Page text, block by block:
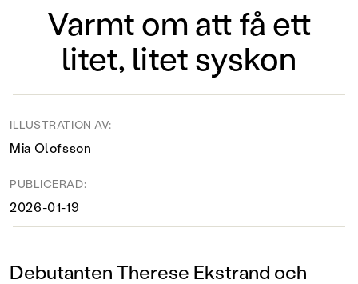
Varmt om att få ett
litet, litet syskon
ILLUSTRATION AV:
Mia Olofsson
PUBLICERAD:
2026-01-19
Debutanten Therese Ekstrand och